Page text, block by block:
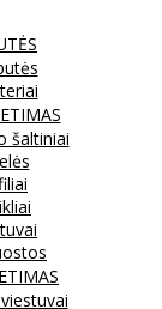
šaltiniai